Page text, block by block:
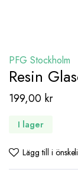
PFG Stockholm
Resin
199,00 kr
I lager
Lägg till i